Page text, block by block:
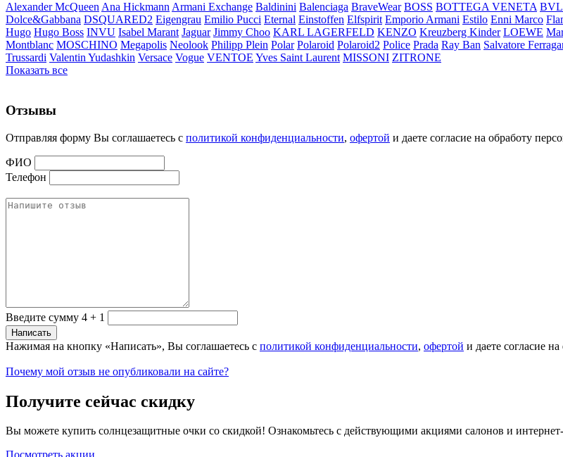
Alexander McQueen Ana Hickmann Armani Exchange Baldinini Balenciaga BraveWear BOSS BOTTEGA VENETA
Dolce&Gabbana DSQUARED2 Eigengrau Emilio Pucci Eternal Einstoffen Elfspirit Emporio Armani Estilo Enni Marco
Hugo Hugo Boss INVU Isabel Marant Jaguar Jimmy Choo KARL LAGERFELD KENZO Kreuzberg Kinder LOEWE
Montblanc MOSCHINO Megapolis Neolook Philipp Plein Polar Polaroid Polaroid2 Police Prada Ray Ban Salvatore
Trussardi Valentin Yudashkin Versace Vogue VENTOE Yves Saint Laurent MISSONI ZITRONE
Показать все
Отзывы
Отправляя форму Вы соглашаетесь с политикой конфиденциальности, офертой и даете согласие на обработу
ФИО
Телефон
Введите сумму 4 + 1
Нажимая на кнопку «Написать», Вы соглашаетесь с политикой конфиденциальности, офертой и даете согласие
Почему мой отзыв не опубликовали на сайте?
Получите сейчас скидку
Вы можете купить солнцезащитные очки со скидкой! Ознакомьтесь с действующими акциями салонов и